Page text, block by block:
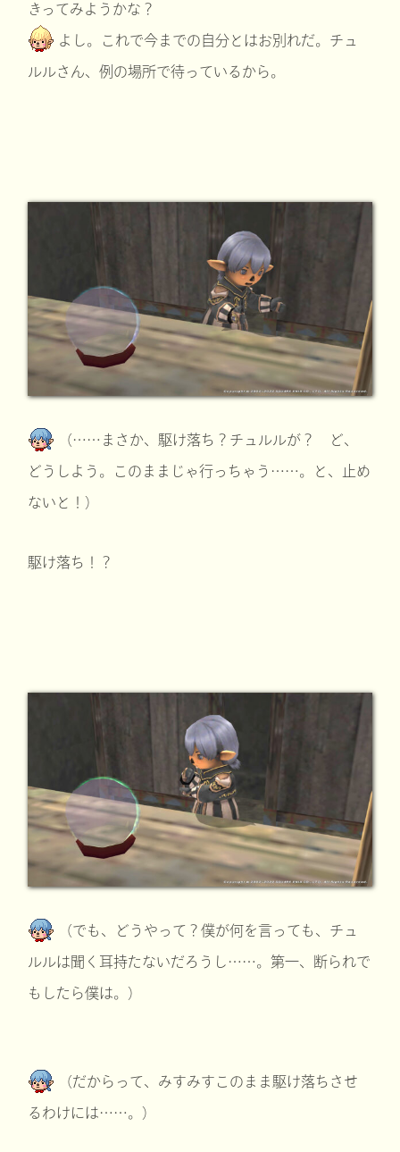
きってみようかな？
よし。これで今までの自分とはお別れだ。チュ
ルルさん、例の場所で待っているから。
（……まさか、駆け落ち？チュルルが？ ど、
どうしよう。このままじゃ行っちゃう……。と、止め
ないと！）
駆け落ち！？
（でも、どうやって？僕が何を言っても、チュ
ルルは聞く耳持たないだろうし……。第一、断られで
もしたら僕は。）
（だからって、みすみすこのまま駆け落ちさせ
るわけには……。）